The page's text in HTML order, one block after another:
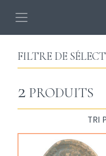
FILTRE DE
2 PRODUITS